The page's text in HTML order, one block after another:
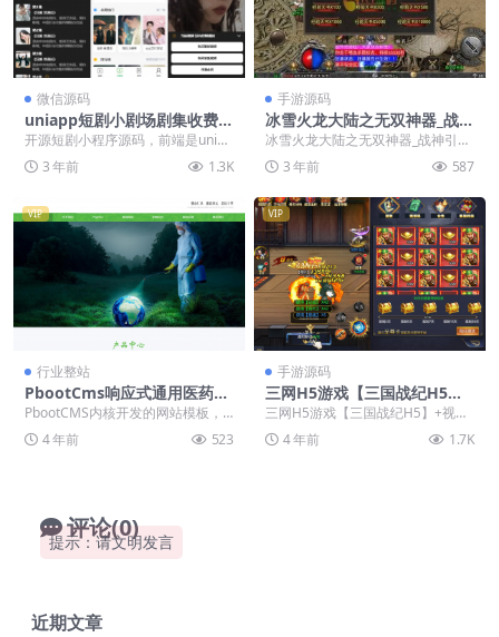
微信源码
uniapp短剧小剧场剧集收费短
剧小程序H5开源源码下载【亲
测源码】
开源短剧小程序源码，前端是uniap
p的，服务端fastadmin源码无加密
授权...3 年前 1.3K
手游源码
冰雪火龙大陆之无双神器_战神
引擎传奇手游-2023年3月最新
打包win服务端源码视频架设
教程-多大陆-十二生肖-转生-变
双端版本
冰雪火龙大陆之无双神器_战神引擎
传奇手游-2023年3月最新打包win
服务端源码...
3 年前 587
VIP
行业整站
PbootCms响应式通用医药制
药类企业网站模板HTML5农业
园林网站源码下载「亲测源
码」
PbootCMS内核开发的网站模板，
该模板适用于医药制药网站、农业
园林网站等企业...
4 年前 523
VIP
手游源码
三网H5游戏【三国战纪H5】
+视频教程Linux手工服务端
+源码
三网H5游戏【三国战纪H5】+视频
教程Linux手工服务端+源码
4 年前 1.7K
评论(0)
提示：请文明发言
近期文章